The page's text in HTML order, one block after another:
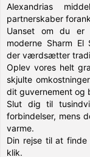
Alexandrias
partnerskaber
Uanset om du er
moderne Sharm
der værdsætter
Oplev vores helt
skjulte
dit guvernement og
Slut dig til
forbindelser, mens
varme.
Din rejse til at
klik.